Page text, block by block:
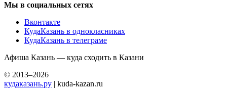
Мы в социальных сетях
Вконтакте
КудаКазань в однокласниках
КудаКазань в телеграме
Афиша Казань — куда сходить в Казани
© 2013–2026
кудаказань.ру | kuda-kazan.ru